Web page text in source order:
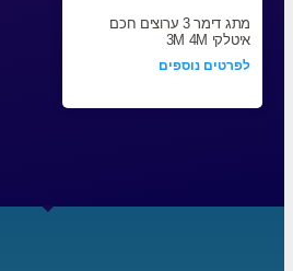
מתג דימר 3 ערוצים חכם
איטלקי 3M 4M
לפרטים נוספים